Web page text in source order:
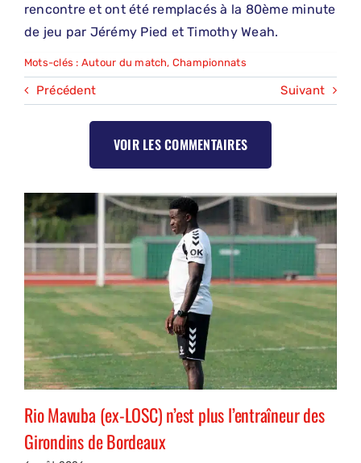
rencontre et ont été remplacés à la 80ème minute
de jeu par Jérémy Pied et Timothy Weah.
Mots-clés : Autour du match, Championnats
Précédent Suivant
VOIR LES COMMENTAIRES
Rio Mavuba (ex-LOSC) n’est plus l’entraîneur des
Girondins de Bordeaux